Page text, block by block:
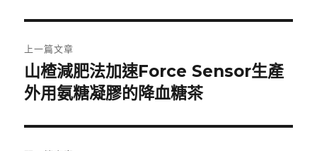
章
導
覽
上一篇文章
上
一
文
山楂減肥法加速Force Sensor生產
外用氨糖凝膠的降血糖茶